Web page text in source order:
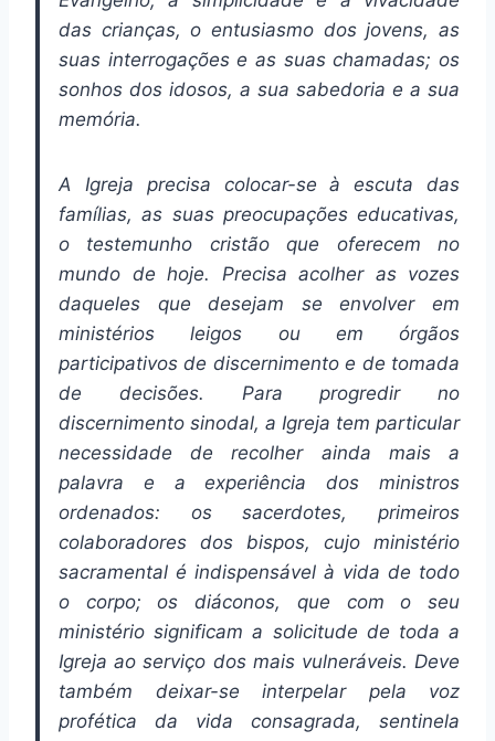
das crianças, o entusiasmo dos jovens, as
suas interrogações e as suas chamadas; os
sonhos dos idosos, a sua sabedoria e a sua
memória.
A Igreja precisa colocar-se à escuta das
famílias, as suas preocupações educativas,
o testemunho cristão que oferecem no
mundo de hoje. Precisa acolher as vozes
daqueles que desejam se envolver em
ministérios leigos ou em órgãos
participativos de discernimento e de tomada
de decisões. Para progredir no
discernimento sinodal, a Igreja tem particular
necessidade de recolher ainda mais a
palavra e a experiência dos ministros
ordenados: os sacerdotes, primeiros
colaboradores dos bispos, cujo ministério
sacramental é indispensável à vida de todo
o corpo; os diáconos, que com o seu
ministério significam a solicitude de toda a
Igreja ao serviço dos mais vulneráveis. Deve
também deixar-se interpelar pela voz
profética da vida consagrada, sentinela